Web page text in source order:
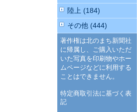
陸上 (184)
その他 (444)
著作権は北のまち新聞社
に帰属し、ご購入いただ
いた写真を印刷物やホー
ムページなどに利用する
ことはできません。
特定商取引法に基づく表
記